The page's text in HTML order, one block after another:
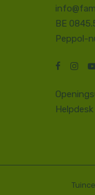
BE
Peppol-
Helpdesk